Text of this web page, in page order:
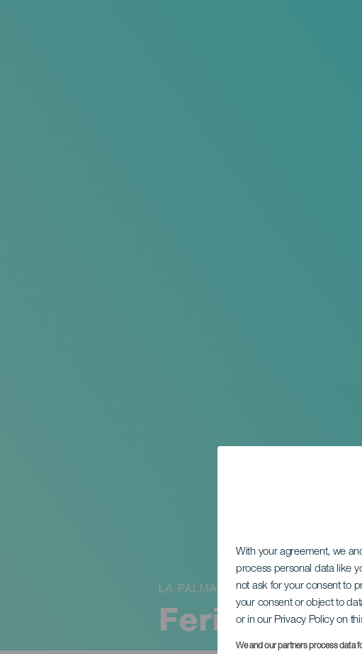
With your agreement, we
process personal data like
not ask for your consent to
your consent or object to
or in our Privacy Policy on
We and our partners process data
Feria del
LA PALMA